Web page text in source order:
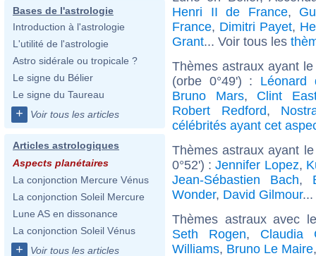
Bases de l'astrologie
Introduction à l'astrologie
L'utilité de l'astrologie
Astro sidérale ou tropicale ?
Le signe du Bélier
Le signe du Taureau
+ Voir tous les articles
Articles astrologiques
Aspects planétaires
La conjonction Mercure Vénus
La conjonction Soleil Mercure
Lune AS en dissonance
La conjonction Soleil Vénus
+ Voir tous les articles
Henri II de France,
France, Dimitri Payet,
Grant... Voir tous les
Thèmes astraux ayant
(orbe 0°49') : Léonard
Bruno Mars, Clint
Robert Redford,
célébrités ayant cet
Thèmes astraux ayant
0°52') :Jennifer Lopez,
Jean-Sébastien Bach,
Wonder, David Gilmour
Thèmes astraux avec
Seth Rogen, Claudia
Williams, Bruno Le Maire